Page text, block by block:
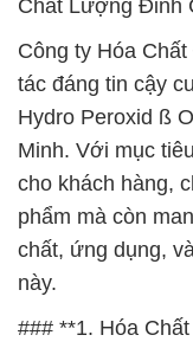
Chất Lượng Đỉnh
Công ty Hóa
tác đáng tin cậy
Hydro Peroxid ß
Minh. Với mục
cho khách hàng,
phẩm mà còn
chất, ứng dụng,
này.
### **1. Hóa